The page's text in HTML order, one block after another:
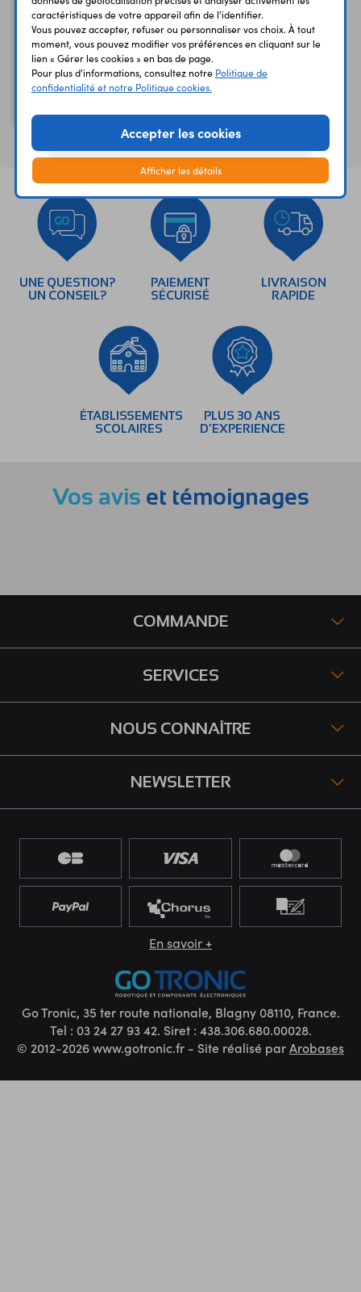
Cordon 2610-050J
de sécurité - 50 cm -
UNE QUESTION?
UN CONSEIL?
PAIEMENT
SÉCURISÉ
LIVRAISON
RAPIDE
ÉTABLISSEMENTS
SCOLAIRES
PLUS 30 ANS
D’EXPERIENCE
Vos avis et témoignages
COMMANDE
SERVICES
NOUS CONNAÎTRE
NEWSLETTER
En savoir +
Go Tronic, 35 ter route nationale, Blagny 08110, France.
Tel : 03 24 27 93 42. Siret : 438.306.680.00028.
© 2012-2026 www.gotronic.fr - Site réalisé parArobases
caractéristiques de votre appareil afin de l'identifier.
Vous pouvez accepter, refuser ou personnaliser vos choix. À tout
moment, vous pouvez modifier vos préférences en cliquant sur le
lien « Gérer les cookies » en bas de page.
Pour plus d'informations, consultez notre Politique de
confidentialité et notre Politique cookies.
Accepter les cookies
Afficher les détails